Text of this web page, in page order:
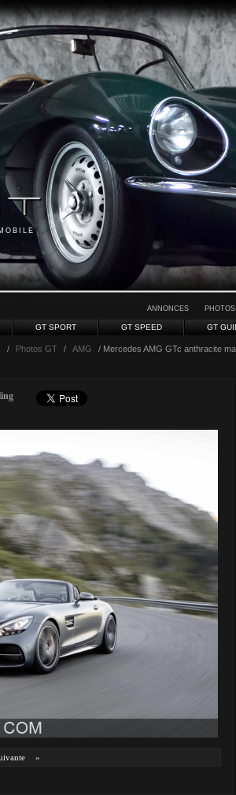
ANNONCES PHOTOS
GT SPORT GT SPEED GT
/ Photos GT / AMG / Mercedes AMG GTc anthracite
»